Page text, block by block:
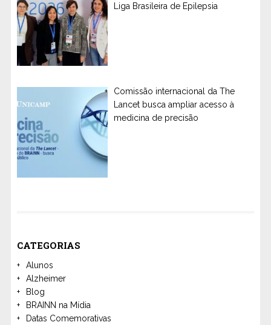
Liga Brasileira de Epilepsia
Comissão internacional da The
Lancet busca ampliar acesso à
medicina de precisão
CATEGORIAS
Alunos
Alzheimer
Blog
BRAINN na Mídia
Datas Comemorativas